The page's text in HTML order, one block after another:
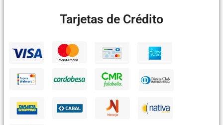
Tarjetas de Crédito